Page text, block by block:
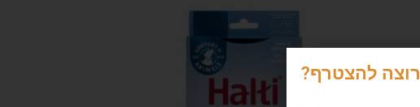
רוצה להצטרף?